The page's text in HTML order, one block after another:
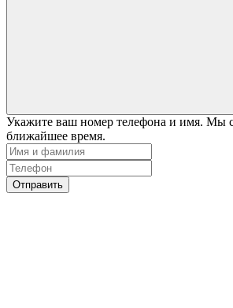
Укажите ваш номер телефона и имя. Мы
ближайшее время.
Отправить